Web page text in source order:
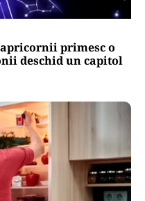
primesc o
deschid un capitol